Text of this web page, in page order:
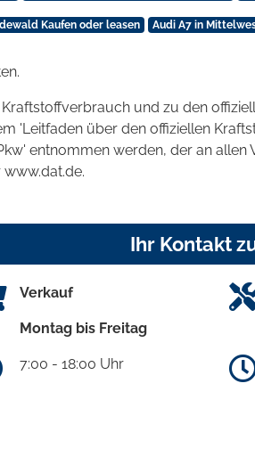
Kaufen oder leasen Audi A7 in
und zu den
'Leitfaden über den offiziellen
entnommen werden, der an
Ihr Kontakt
Verkauf
Montag bis Freitag
7:00 - 18:00 Uhr